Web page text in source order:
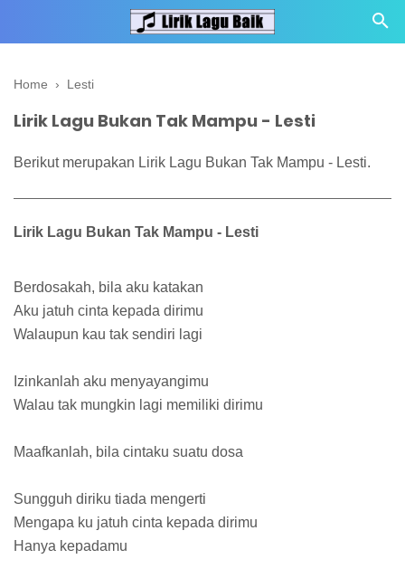
Home › Lesti
Lirik Lagu Bukan Tak Mampu - Lesti
Berikut merupakan Lirik Lagu Bukan Tak Mampu - Lesti.
Lirik Lagu Bukan Tak Mampu - Lesti
Berdosakah, bila aku katakan
Aku jatuh cinta kepada dirimu
Walaupun kau tak sendiri lagi
Izinkanlah aku menyayangimu
Walau tak mungkin lagi memiliki dirimu
Maafkanlah, bila cintaku suatu dosa
Sungguh diriku tiada mengerti
Mengapa ku jatuh cinta kepada dirimu
Hanya kepadamu